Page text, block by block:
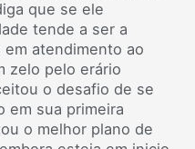
que se ele
tende a ser a
em atendimento ao
zelo pelo erário
o desafio de se
em sua primeira
o melhor plano de